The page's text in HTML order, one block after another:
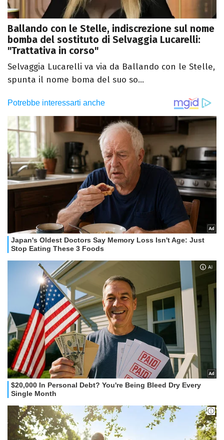
Ballando con le Stelle, indiscrezione sul nome
bomba del sostituto di Selvaggia Lucarelli:
"Trattativa in corso"
Selvaggia Lucarelli va via da Ballando con le Stelle,
spunta il nome boma del suo so...